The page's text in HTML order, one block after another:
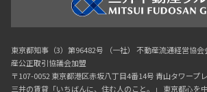
東京都知事（3）第96482号 （一社） 不動産流通経営協
産公正取引協議会加盟
〒107-0052 東京都港区赤坂八丁目4番14号 青山タワープ
三井の賃貸「いちばんに、住む人のこと。」 東京都心を